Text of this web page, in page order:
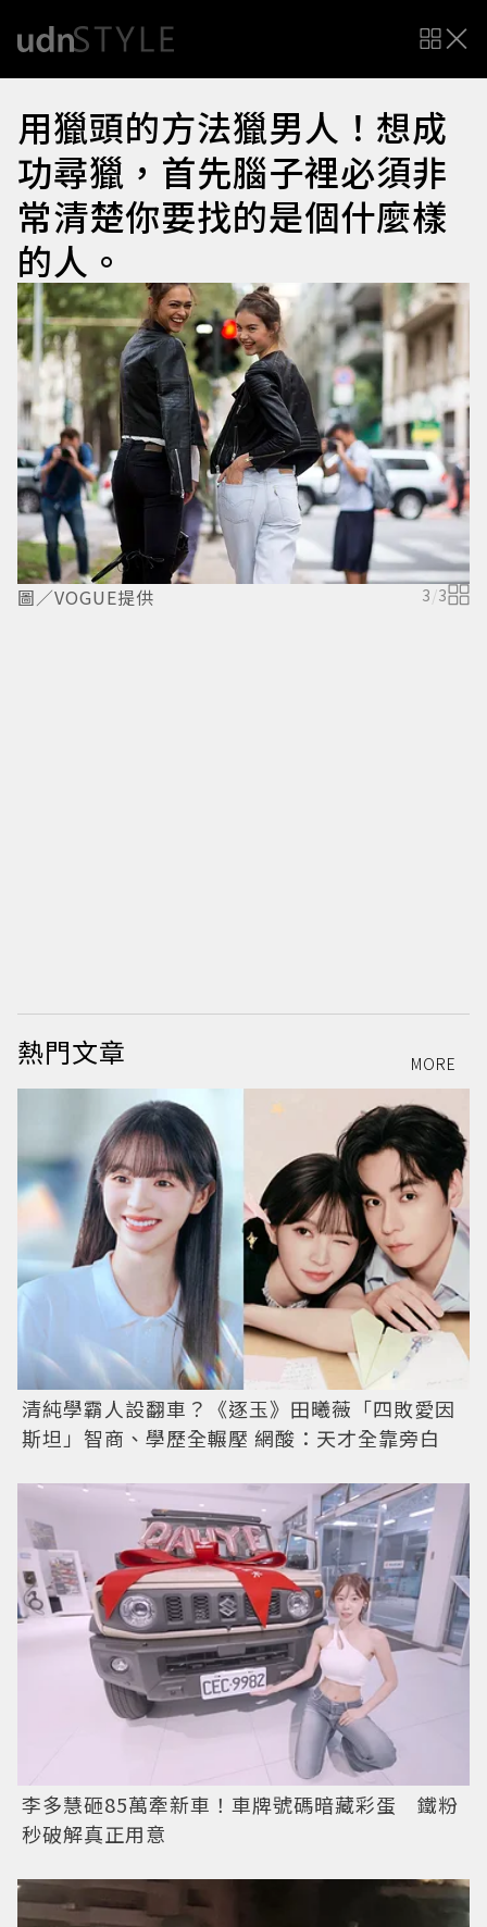
用獵頭的方法獵男人！想成
功尋獵，首先腦子裡必須非
常清楚你要找的是個什麼樣
的人。
圖／VOGUE提供 3/3
熱門文章 MORE
清純學霸人設翻車？《逐玉》田曦薇「四敗愛因
斯坦」智商、學歷全輾壓 網酸：天才全靠旁白
李多慧砸85萬牽新車！車牌號碼暗藏彩蛋 鐵粉
秒破解真正用意